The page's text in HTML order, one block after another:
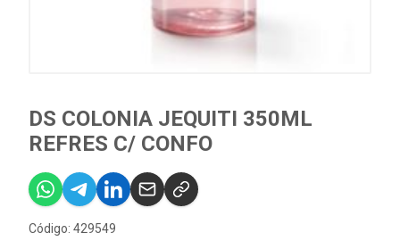
DS COLONIA JEQUITI 350ML
REFRES C/ CONFO
Código: 429549